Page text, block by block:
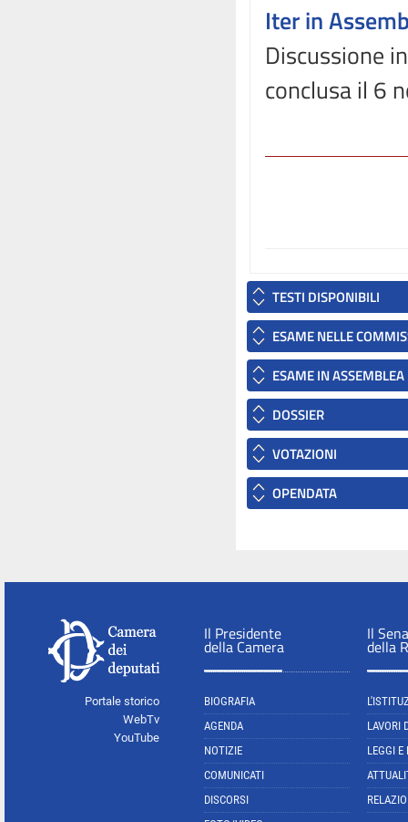
Iter in
Discussione
conclusa il 6
TESTI DISPONIBILI
ESAME NELLE
ESAME IN ASSEMBLEA
DOSSIER
VOTAZIONI
OPENDATA
Portale storico
WebTv
YouTube
Il Presidente
della Camera
BIOGRAFIA
AGENDA
NOTIZIE
COMUNICATI
DISCORSI
Il
della
LAVORI
LEGGI E